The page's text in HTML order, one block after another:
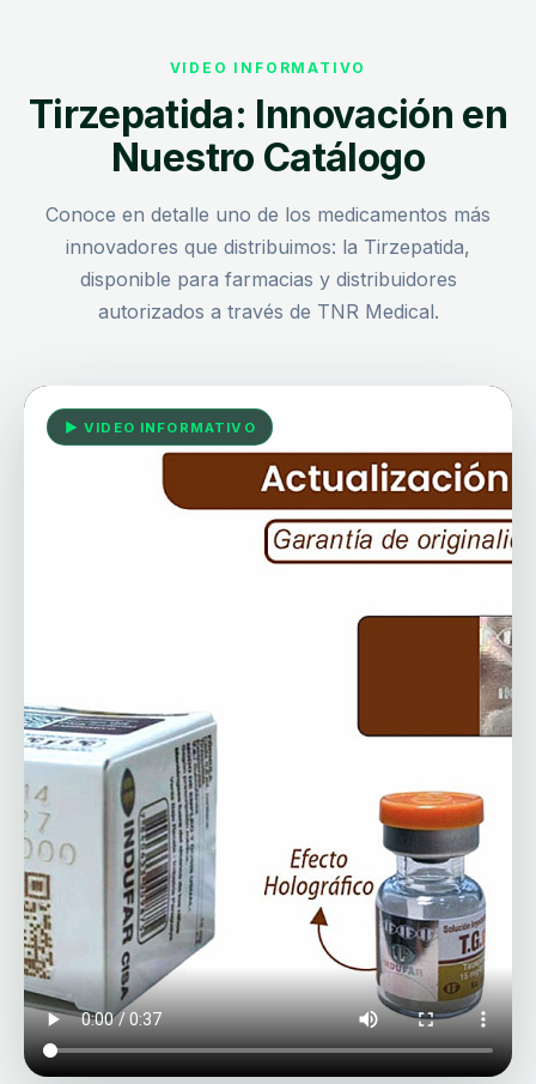
VIDEO INFORMATIVO
Tirzepatida: Innovación en
Nuestro Catálogo
Conoce en detalle uno de los medicamentos más
innovadores que distribuimos: la Tirzepatida,
disponible para farmacias y distribuidores
autorizados a través de TNR Medical.
▶ VIDEO INFORMATIVO